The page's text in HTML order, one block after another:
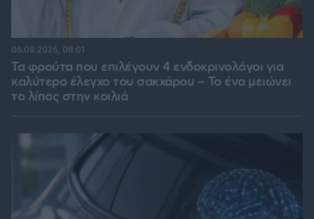
Τα φρούτα που επιλέγουν 4 ενδοκρινολόγοι για
καλύτερο έλεγχο του σακχάρου – Το ένα μειώνει
το λίπος στην κοιλιά
06.08.2026, 08:01